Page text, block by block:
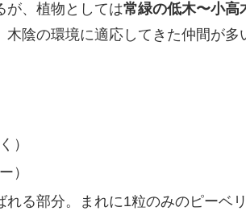
が、植物としては常緑の低木〜小高
陰の環境に適応してきた仲間が多
）
）
る部分。まれに1粒のみのピーベリ